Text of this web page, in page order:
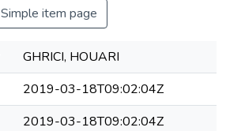
Simple item page
GHRICI, HOUARI
2019-03-18T09:02:04Z
2019-03-18T09:02:04Z